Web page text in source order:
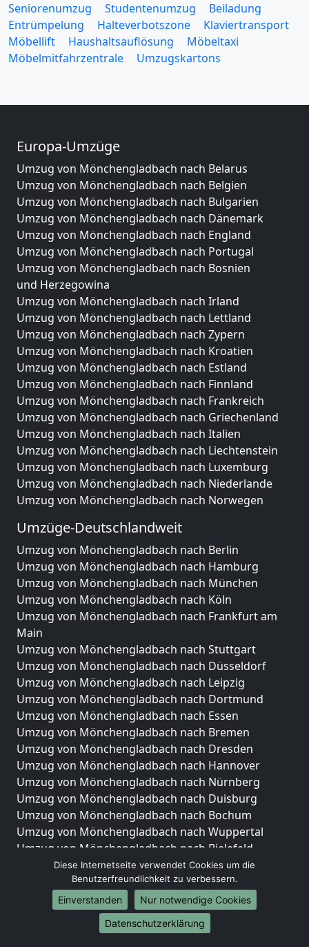
Seniorenumzug
Studentenumzug
Beiladung
Entrümpelung
Halteverbotszone
Klaviertransport
Möbellift
Haushaltsauflösung
Möbeltaxi
Möbelmitfahrzentrale
Umzugskartons
Europa-Umzüge
Umzug von Mönchengladbach nach Belarus
Umzug von Mönchengladbach nach Belgien
Umzug von Mönchengladbach nach Bulgarien
Umzug von Mönchengladbach nach Dänemark
Umzug von Mönchengladbach nach England
Umzug von Mönchengladbach nach Portugal
Umzug von Mönchengladbach nach Bosnien
und Herzegowina
Umzug von Mönchengladbach nach Irland
Umzug von Mönchengladbach nach Lettland
Umzug von Mönchengladbach nach Zypern
Umzug von Mönchengladbach nach Kroatien
Umzug von Mönchengladbach nach Estland
Umzug von Mönchengladbach nach Finnland
Umzug von Mönchengladbach nach Frankreich
Umzug von Mönchengladbach nach Griechenland
Umzug von Mönchengladbach nach Italien
Umzug von Mönchengladbach nach Liechtenstein
Umzug von Mönchengladbach nach Luxemburg
Umzug von Mönchengladbach nach Niederlande
Umzug von Mönchengladbach nach Norwegen
Umzüge-Deutschlandweit
Umzug von Mönchengladbach nach Berlin
Umzug von Mönchengladbach nach Hamburg
Umzug von Mönchengladbach nach München
Umzug von Mönchengladbach nach Köln
Umzug von Mönchengladbach nach Frankfurt am
Main
Umzug von Mönchengladbach nach Stuttgart
Umzug von Mönchengladbach nach Düsseldorf
Umzug von Mönchengladbach nach Leipzig
Umzug von Mönchengladbach nach Dortmund
Umzug von Mönchengladbach nach Essen
Umzug von Mönchengladbach nach Bremen
Umzug von Mönchengladbach nach Dresden
Umzug von Mönchengladbach nach Hannover
Umzug von Mönchengladbach nach Nürnberg
Umzug von Mönchengladbach nach Duisburg
Umzug von Mönchengladbach nach Bochum
Umzug von Mönchengladbach nach Wuppertal
Umzug von Mönchengladbach nach Bielefeld
Umzug von Mönchengladbach nach Bonn
Umzug von Mönchengladbach nach Münster
Internationale-Umzüge
Umzug von Mönchengladbach nach Brasilien
Diese Internetseite verwendet Cookies um die
Benutzerfreundlichkeit zu verbessern.
Einverstanden
Nur notwendige Cookies
Datenschutzerklärung